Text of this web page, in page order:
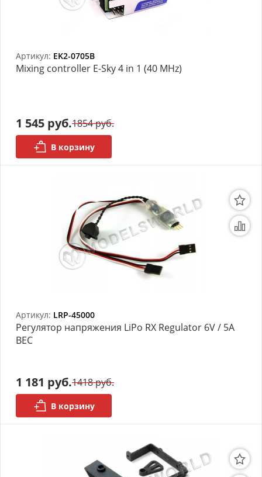
Артикул: EK2-0705B
Mixing controller E-Sky 4 in 1 (40 MHz)
1 545 руб.1854 руб.
В корзину
Артикул: LRP-45000
Регулятор напряжения LiPo RX Regulator 6V / 5A
BEC
1 181 руб.1418 руб.
В корзину